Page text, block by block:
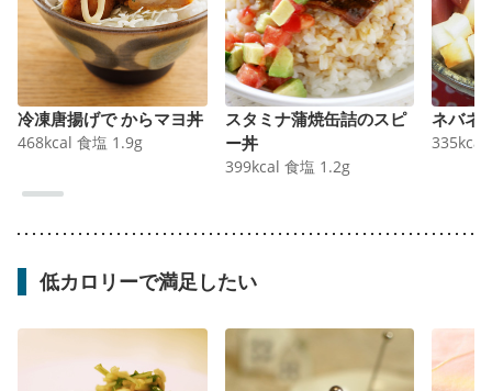
冷凍唐揚げで からマヨ丼
468kcal 食塩 1.9g
スタミナ蒲焼缶詰のスピ
ー丼
399kcal 食塩 1.2g
ネバネ
335kcal
低カロリーで満足したい